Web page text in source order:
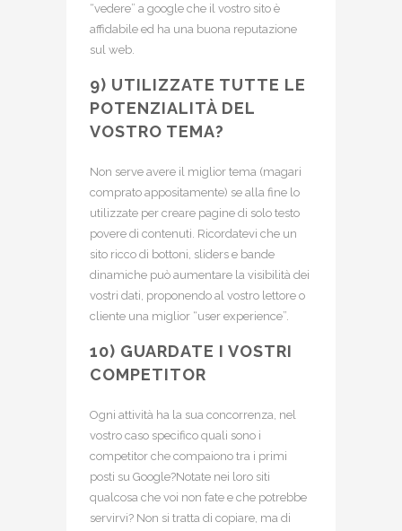
“vedere” a google che il vostro sito è
affidabile ed ha una buona reputazione
sul web.
9) UTILIZZATE TUTTE LE
POTENZIALITÀ DEL
VOSTRO TEMA?
Non serve avere il miglior tema (magari
comprato appositamente) se alla fine lo
utilizzate per creare pagine di solo testo
povere di contenuti. Ricordatevi che un
sito ricco di bottoni, sliders e bande
dinamiche può aumentare la visibilità dei
vostri dati, proponendo al vostro lettore o
cliente una miglior “user experience”.
10) GUARDATE I VOSTRI
COMPETITOR
Ogni attività ha la sua concorrenza, nel
vostro caso specifico quali sono i
competitor che compaiono tra i primi
posti su Google?Notate nei loro siti
qualcosa che voi non fate e che potrebbe
servirvi? Non si tratta di copiare, ma di